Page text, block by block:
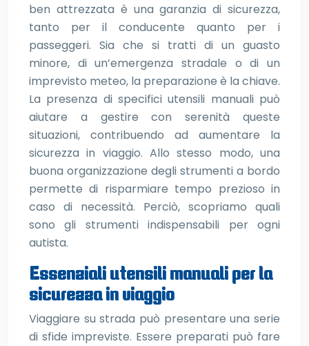
ben attrezzata è una garanzia di sicurezza,
tanto per il conducente quanto per i
passeggeri. Sia che si tratti di un guasto
minore, di un’emergenza stradale o di un
imprevisto meteo, la preparazione è la chiave.
La presenza di specifici utensili manuali può
aiutare a gestire con serenità queste
situazioni, contribuendo ad aumentare la
sicurezza in viaggio. Allo stesso modo, una
buona organizzazione degli strumenti a bordo
permette di risparmiare tempo prezioso in
caso di necessità. Perciò, scopriamo quali
sono gli strumenti indispensabili per ogni
autista.
Essenziali utensili manuali per la
sicurezza in viaggio
Viaggiare su strada può presentare una serie
di sfide impreviste. Essere preparati può fare